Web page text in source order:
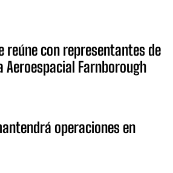
reúne con representantes de
Aeroespacial Farnborough
operaciones en